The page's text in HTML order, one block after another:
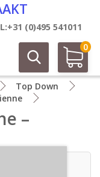
(0)495 541011
0
Top Down
–